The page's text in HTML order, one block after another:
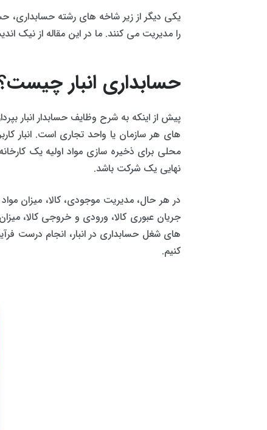
یکی دیگر از زیر شاخه های رشته حسابداری،
را مدیریت می کنند. ما در این مقاله از نیک
حسابداری انبار
پیش از اینکه به شرح وظایف حسابدار انبار
های هر سازمان یا واحد تجاری است. انبار
محلی برای ذخیره سازی مواد اولیه یک
نهایی یک شرکت باشد.
در هر حال، مدیریت موجودی، کالا، میزان
جریان عبوری کالا، ورودی و خروجی کالا،
های شغل حسابداری در انبار، انجام درست
کنیم.